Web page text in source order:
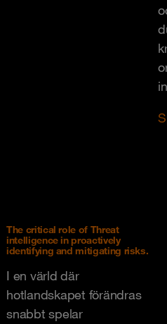
The critical role of Threat
intelligence in proactively
identifying and mitigating risks.
I en värld där
hotlandskapet förändras
snabbt spelar